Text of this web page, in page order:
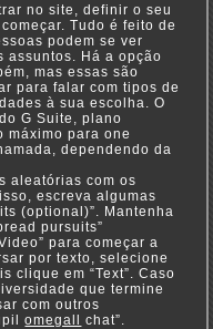
no site, definir o seu
Tudo é feito de
podem se ver
assuntos. Há a opção
mas essas são
para falar com tipos de
à sua escolha. O
G Suite, plano
máximo para one
dependendo da
aleatórias com os
escreva algumas
(optional)”. Mantenha
pursuits”
para começar a
por texto, selecione
clique em “Text”. Caso
que termine
com outros
omegall chat”.